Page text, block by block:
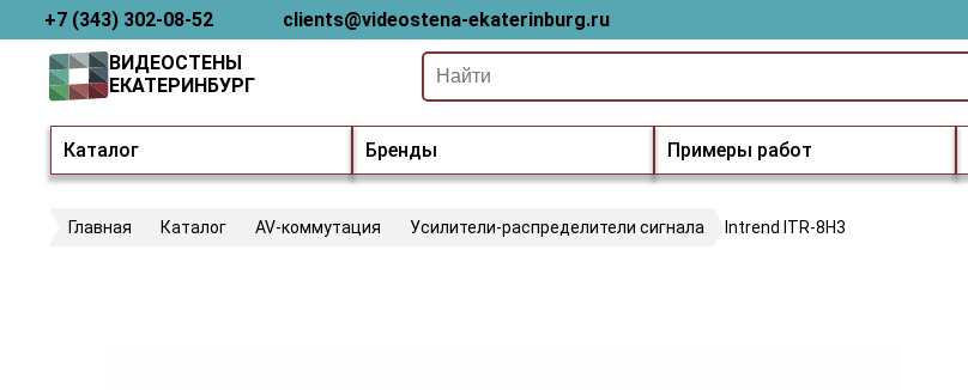
+7 (343) 302-08-52 clients@videostena-ekaterinburg.ru
Каталог Бренды Примеры работ
ВИДЕОСТЕНЫ
ЕКАТЕРИНБУРГ
Главная Каталог AV-коммутация Усилители-распределители сигнала Intrend ITR-8H3